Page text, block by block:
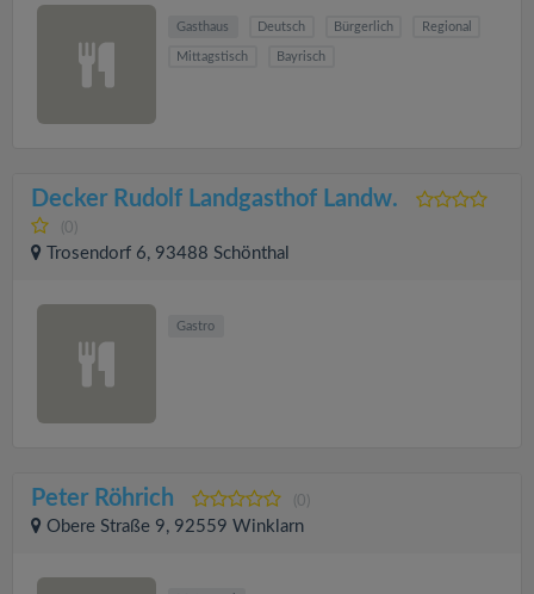
Gasthaus Deutsch Bürgerlich Regional
Mittagstisch Bayrisch
Decker Rudolf Landgasthof Landw.
(0)
Trosendorf 6, 93488 Schönthal
Gastro
Peter Röhrich (0)
Obere Straße 9, 92559 Winklarn